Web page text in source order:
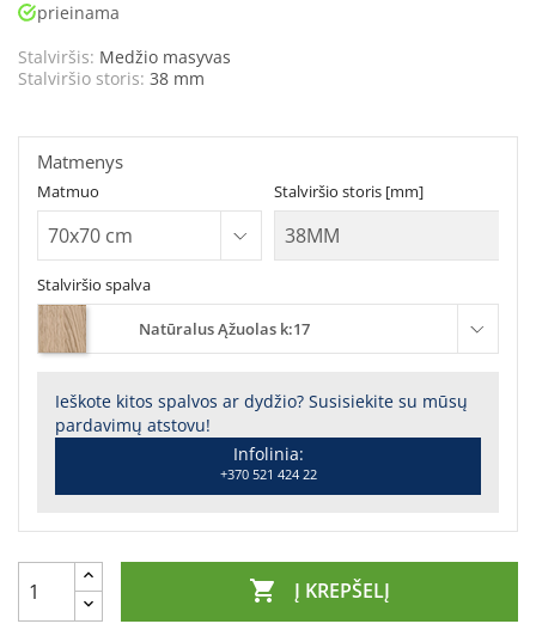
prieinama
Stalviršis: Medžio masyvas
Stalviršio storis: 38 mm
Stalviršio spalva
Natūralus Ąžuolas k:17
Ieškote kitos spalvos ar dydžio? Susisiekite su mūsų
pardavimų atstovu!
Infolinia:
+370 521 424 22
Matmuo Stalviršio storis [mm]
Matmenys
 Į KREPŠELĮ